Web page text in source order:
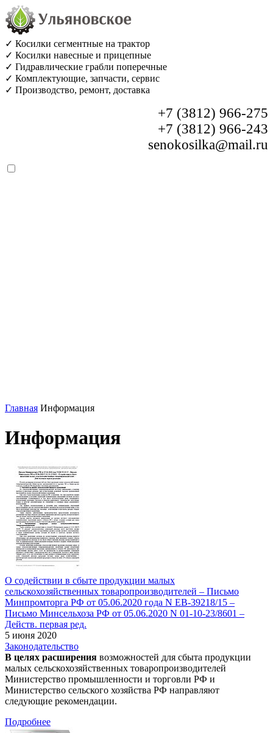
✓ Косилки сегментные на трактор
✓ Косилки навесные и прицепные
✓ Гидравлические грабли поперечные
✓ Комплектующие, запчасти, сервис
✓ Производство, ремонт, доставка
+7 (3812) 966-275
+7 (3812) 966-243
senokosilka@mail.ru
Главная Информация
Информация
О содействии в сбыте продукции малых
сельскохозяйственных товаропроизводителей – Письмо
Минпромторга РФ от 05.06.2020 года N ЕВ-39218/15 –
Письмо Минсельхоза РФ от 05.06.2020 N 01-10-23/8601 –
Действ. первая ред.
5 июня 2020
Законодательство
В целях расширения возможностей для сбыта продукции
малых сельскохозяйственных товаропроизводителей
Министерство промышленности и торговли РФ и
Министерство сельского хозяйства РФ направляют
следующие рекомендации.
Подробнее